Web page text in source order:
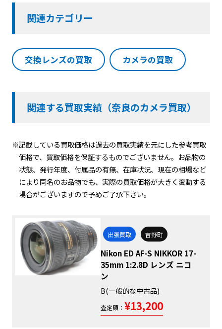
関連カテゴリー
交換レンズの買取 カメラの買取
関連する買取実績（奈良のカメラ買取）
※記載している買取価格は過去の買取実績を元にした参考買取
価格で、買取価格を保証するものでございません。お品物の
状態、発行年度、付属品の有無、在庫状況、現在の相場など
により同名のお品物でも、実際の買取価格が大きく変動する
場合がございますので予めご了承下さい。
出張買取 吉野町
Nikon ED AF-S NIKKOR 17-
35mm 1:2.8D レンズ ニコ
ン
B(一般的な中古品)
査定額： ¥13,200